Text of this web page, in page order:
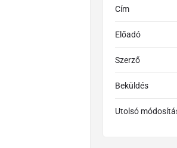
Cím
Előadó
Szerző
Beküldés
Utolsó